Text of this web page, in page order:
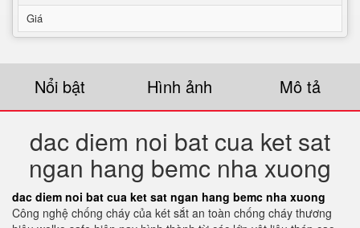
Giá
Nổi bật Hình ảnh Mô tả
dac diem noi bat cua ket sat
ngan hang bemc nha xuong
dac diem noi bat cua ket sat ngan hang bemc nha xuong
Công nghệ chống cháy của két sắt an toàn chống cháy thương